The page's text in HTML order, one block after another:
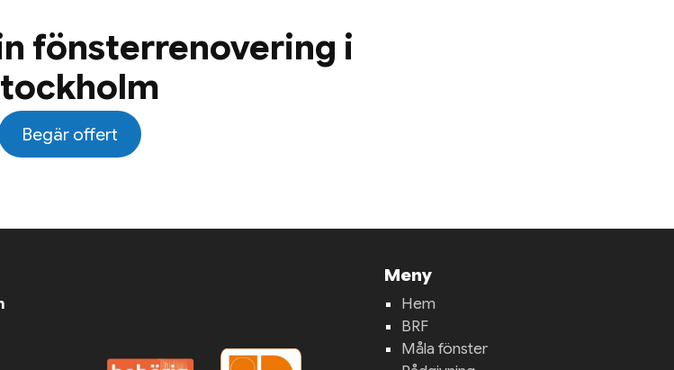
fönsterrenovering i
Begär offert
Meny
Hem
BRF
Måla fönster